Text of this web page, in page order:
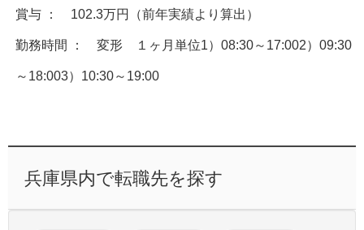
賞与 ： 102.3万円（前年実績より算出）
勤務時間 ： 変形 １ヶ月単位1）08:30～17:002）09:30
～18:003）10:30～19:00
兵庫県内で転職先を探す